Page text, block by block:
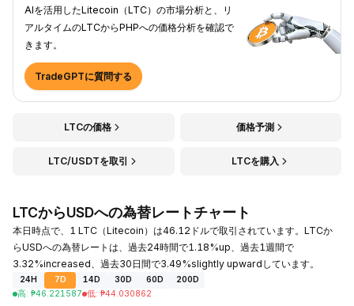
AIを活用したLitecoin（LTC）の市場分析と、リ
アルタイムのLTCからPHPへの価格分析を確認で
きます。
TradeGPTに質問する
LTCの価格 価格予測
LTC/USDTを取引 LTCを購入
LTCからUSDへの為替レートチャート
本日時点で、1 LTC（Litecoin）は46.12ドルで取引されています。LTCか
らUSDへの為替レートは、過去24時間で1.18%up、過去1週間で
3.32%increased、過去30日間で3.49%slightly upwardしています。
24H 7D 14D 30D 60D
200D
高: ₱46.221587 低: ₱44.030862